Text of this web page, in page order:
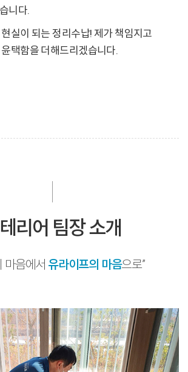
니다.
실이 되는 정리수납! 제가 책임지고
택함을 더해드리겠습니다.
리어 팀장 소개
마음에서 유라이프의 마음으로”